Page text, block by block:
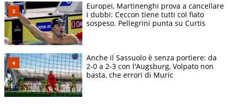
Europei, Martinenghi prova a cancellare
i dubbi: Ceccon tiene tutti col fiato
sospeso. Pellegrini punta su Curtis
Anche il Sassuolo è senza portiere: da
2-0 a 2-3 con l'Augsburg, Volpato non
basta, che errori di Muric